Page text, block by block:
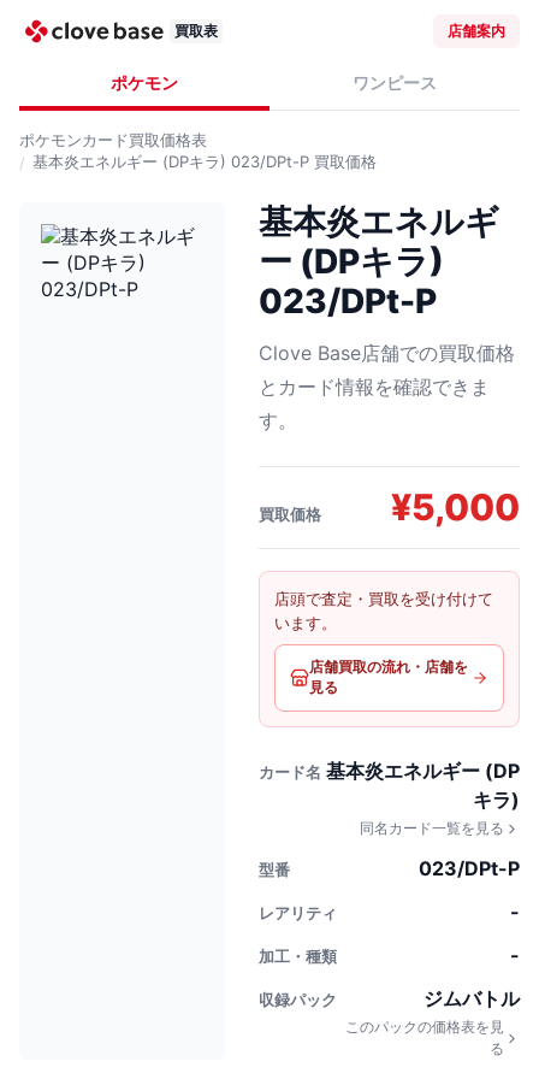
買取表 店舗案内
ポケモン ワンピース
ポケモンカード買取価格表
基本炎エネルギー (DPキラ) 023/DPt-P 買取価格
基本炎エネルギ
ー (DPキラ)
023/DPt-P
Clove Base店舗での買取価格
とカード情報を確認できま
す。
買取価格 ¥5,000
店頭で査定・買取を受け付けて
います。
店舗買取の流れ・店舗を
見る
カード名 基本炎エネルギー (DP
キラ)
同名カード一覧を見る
型番 023/DPt-P
レアリティ -
加工・種類 -
収録パック ジムバトル
このパックの価格表を見
る